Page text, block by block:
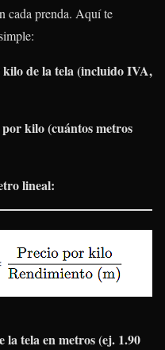
cada prenda. Aquí te
kilo de la tela (incluido IVA,
kilo (cuántos metros
lineal:
la tela en metros (ej. 1.90